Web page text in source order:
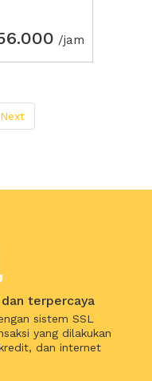
/jam
Next
terpercaya
sistem SSL
yang dilakukan
dan internet